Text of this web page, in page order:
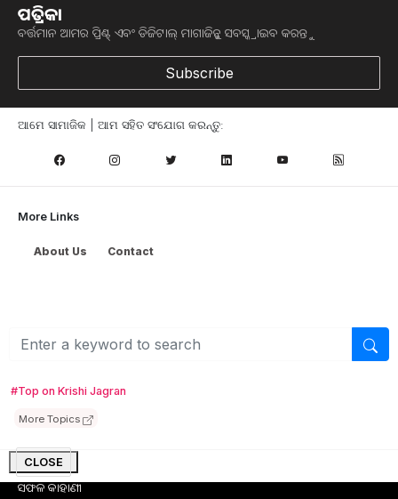
ପତ୍ରିକା
ବର୍ତ୍ତମାନ ଆମର ପ୍ରିଣ୍ଟ୍ ଏବଂ ଡିଜିଟାଲ୍ ମାଗାଜିନ୍କୁ ସବସ୍କ୍ରାଇବ କରନ୍ତୁ
Subscribe
ଆମେ ସାମାଜିକ | ଆମ ସହିତ ସଂଯୋଗ କରନ୍ତୁ:
More Links
About Us Contact
#Top on Krishi Jagran
More Topics
CLOSE
ସ୍ୱାସ୍ଥ୍ୟ ଏବଂ ଜୀବନଶୈଳୀ
କୃଷି ବିଶ୍ବକୋଷ
କୃଷି ଉପକରଣ
କୃଷି ପ୍ରଶିକ୍ଷଣ
ସାକ୍ଷାତକାର
ସଫଳ କାହାଣୀ